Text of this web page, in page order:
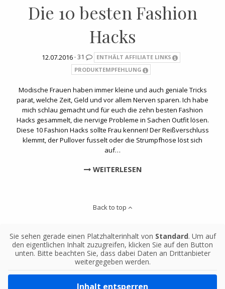
Die 10 besten Fashion
Hacks
12.07.2016 · 31
ENTHÄLT AFFILIATE LINKS
PRODUKTEMPFEHLUNG
Modische Frauen haben immer kleine und auch geniale Tricks
parat, welche Zeit, Geld und vor allem Nerven sparen. Ich habe
mich schlau gemacht und für euch die zehn besten Fashion
Hacks gesammelt, die nervige Probleme in Sachen Outfit lösen.
Diese 10 Fashion Hacks sollte Frau kennen! Der Reißverschluss
klemmt, der Pullover fusselt oder die Strumpfhose löst sich
auf…
WEITERLESEN
Back to top
Sie sehen gerade einen Platzhalterinhalt von Standard. Um auf
den eigentlichen Inhalt zuzugreifen, klicken Sie auf den Button
unten. Bitte beachten Sie, dass dabei Daten an Drittanbieter
weitergegeben werden.
Inhalt entsperren